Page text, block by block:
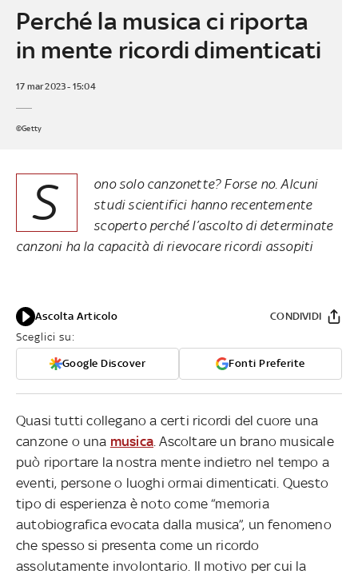
Perché la musica ci riporta
in mente ricordi dimenticati
17 mar 2023 - 15:04
©Getty
S
ono solo canzonette? Forse no. Alcuni
studi scientifici hanno recentemente
scoperto perché l’ascolto di determinate
canzoni ha la capacità di rievocare ricordi assopiti
Ascolta Articolo
Sceglici su:
Google Discover Fonti Preferite
CONDIVIDI
Quasi tutti collegano a certi ricordi del cuore una
canzone o una musica . Ascoltare un brano musicale
può riportare la nostra mente indietro nel tempo a
eventi, persone o luoghi ormai dimenticati. Questo
tipo di esperienza è noto come “memoria
autobiografica evocata dalla musica”, un fenomeno
che spesso si presenta come un ricordo
assolutamente involontario. Il motivo per cui la